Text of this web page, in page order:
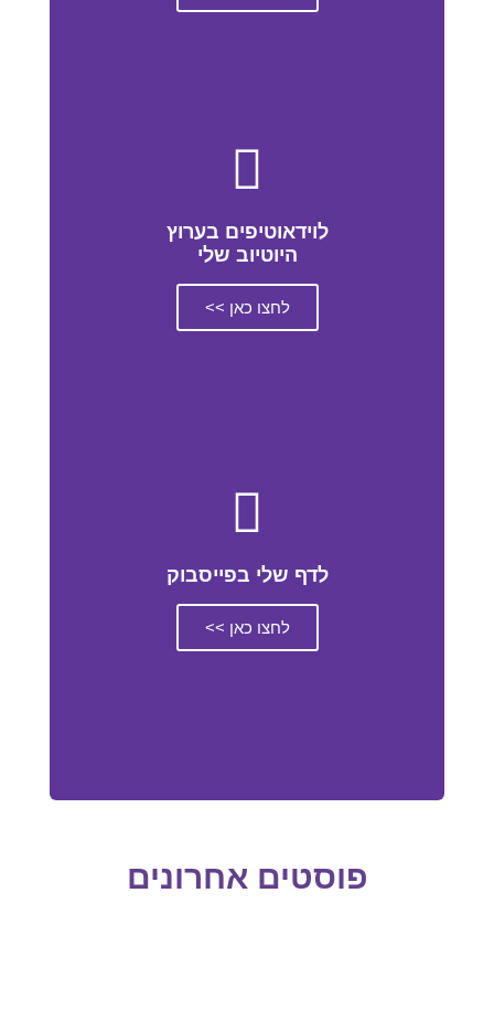
לוידאוטיפים בערוץ
היוטיוב שלי
לחצו כאן >>
לדף שלי בפייסבוק
לחצו כאן >>
פוסטים אחרונים